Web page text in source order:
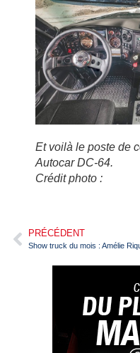
Et voilà le poste de
Autocar DC-64.
Crédit photo :
PRÉCÉDENT